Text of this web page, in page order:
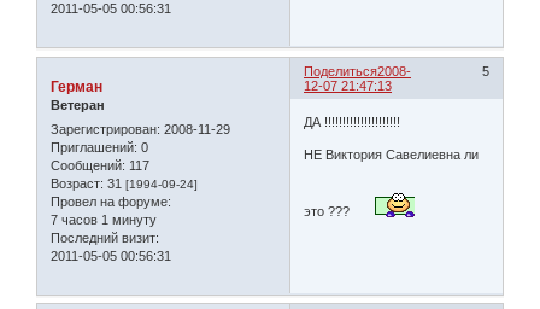
2011-05-05 00:56:31
Поделиться 5
2008-
12-07 21:47:13
Герман
Ветеран
Зарегистрирован: 2008-11-29
Приглашений: 0
Сообщений: 117
Возраст: 31 [1994-09-24]
Провел на форуме:
7 часов 1 минуту
Последний визит:
2011-05-05 00:56:31
ДА !!!!!!!!!!!!!!!!!!!!!
НЕ Виктория Савелиевна ли
это ???